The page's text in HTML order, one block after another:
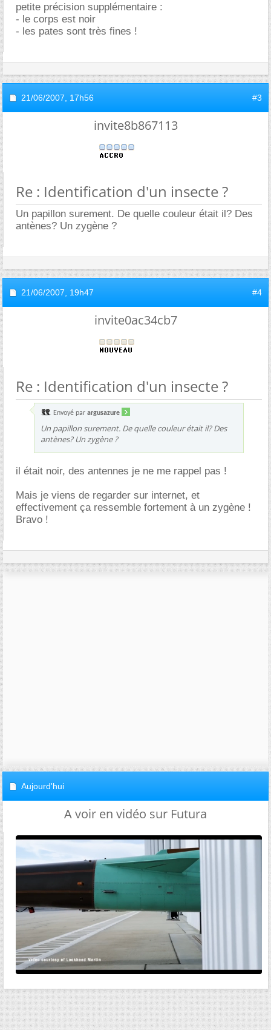
petite précision supplémentaire :
- le corps est noir
- les pates sont très fines !
21/06/2007, 17h56 #3
invite8b867113
Re : Identification d'un insecte ?
Un papillon surement. De quelle couleur était il? Des
antènes? Un zygène ?
21/06/2007, 19h47 #4
invite0ac34cb7
Re : Identification d'un insecte ?
Envoyé par argusazure
Un papillon surement. De quelle couleur était il? Des
antènes? Un zygène ?
il était noir, des antennes je ne me rappel pas !
Mais je viens de regarder sur internet, et
effectivement ça ressemble fortement à un zygène !
Bravo !
Aujourd'hui
A voir en vidéo sur Futura